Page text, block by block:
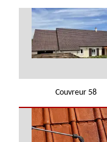
Couvreur 58